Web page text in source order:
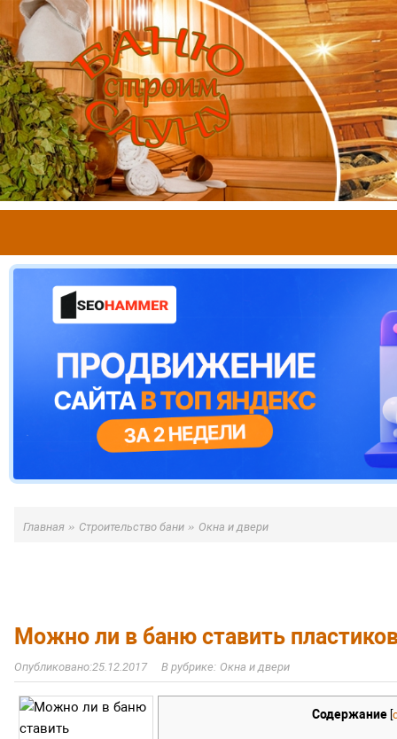
Главная » Строительство бани » Окна и двери
Можно ли в баню ставить
25.12.2017 Окна и двери
Содержание